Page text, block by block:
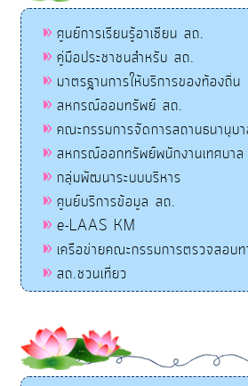
ศูนย์การเรียนรู้อาเซียน สถ.
คู่มือประชาชนสำหรับ สถ.
มาตรฐานการให้บริการของท้องถิ่น
สหกรณ์ออมทรัพย์ สถ.
คณะกรรมการจัดการสถานธนานุบ
สหกรณ์ออกทรัพย์พนักงานเทศบาล
กลุ่มพัฒนาระบบบริหาร
ศูนย์บริการข้อมูล สถ.
e-LAAS KM
เครือข่ายคณะกรรมการตรวจสอบ
สถ.ชวนเที่ยว